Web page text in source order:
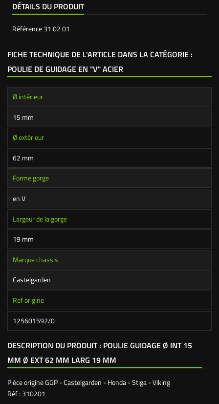
DÉTAILS DU PRODUIT
Référence31 02 01
FICHE TECHNIQUE DE L'ARTICLE DANS LA CATÉGORIE :
POULIE DE GUIDAGE EN "V" ACIER
Ø intérieur
15 mm
Ø extérieur
62 mm
Forme gorge
en V
Largeur de la gorge
19 mm
Marque chassis
Castelgarden
Ref origine
125601592/0
DESCRIPTION DU PRODUIT : POULIE GUIDAGE Ø INT 15
MM Ø EXT 62 MM LARG 19 MM
Pièce origine GGP - Castelgarden - Honda - Stiga - Viking
Réf : 310201